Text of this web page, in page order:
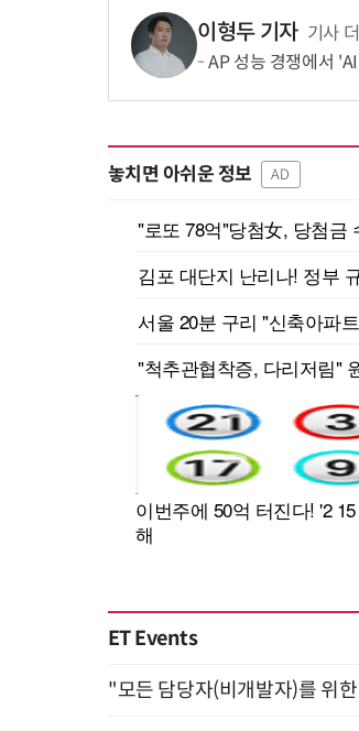
이형두 기자 기사
AP 성능 경쟁에서
놓치면 아쉬운 정보 AD
ET Events
"모든 담당자(비개발자)를 위